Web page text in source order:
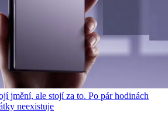
jmění, ale stojí za to. Po pár hodinách
neexistuje